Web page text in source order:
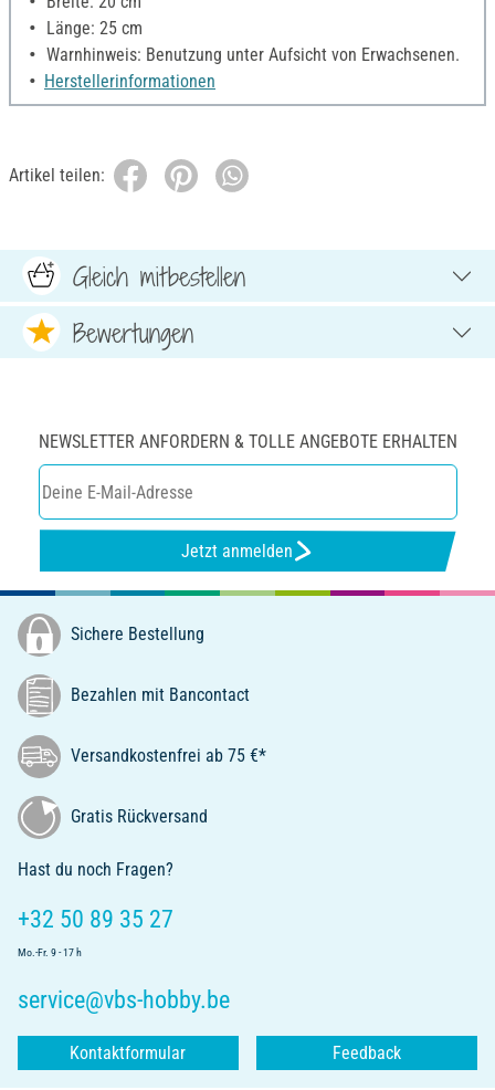
Länge: 25 cm
Warnhinweis: Benutzung unter Aufsicht von Erwachsenen.
Herstellerinformationen
Artikel teilen:
Gleich mitbestellen
Bewertungen
NEWSLETTER ANFORDERN & TOLLE ANGEBOTE ERHALTEN
Jetzt anmelden
Sichere Bestellung
Bezahlen mit Bancontact
Versandkostenfrei ab 75 €*
Gratis Rückversand
Hast du noch Fragen?
+32 50 89 35 27
Mo.-Fr. 9 - 17 h
service@vbs-hobby.be
Kontaktformular Feedback